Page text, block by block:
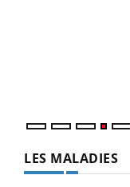
LES MALADIES